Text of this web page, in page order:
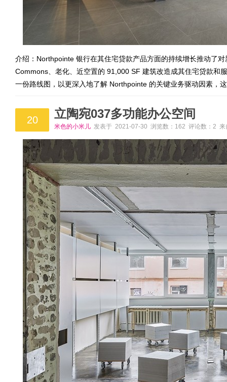
介绍：Northpointe 银行在其住宅贷款产品方面的持续增长推动了
Commons、老化、近空置的 91,000 SF 建筑改造成其住宅贷款和
一份路线图，以更深入地了解 Northpointe 的关键业务驱动因素，
20 立陶宛037多功能办公空间
米色的小米儿 发表于 2021-07-30 浏览数：162 评论数：2